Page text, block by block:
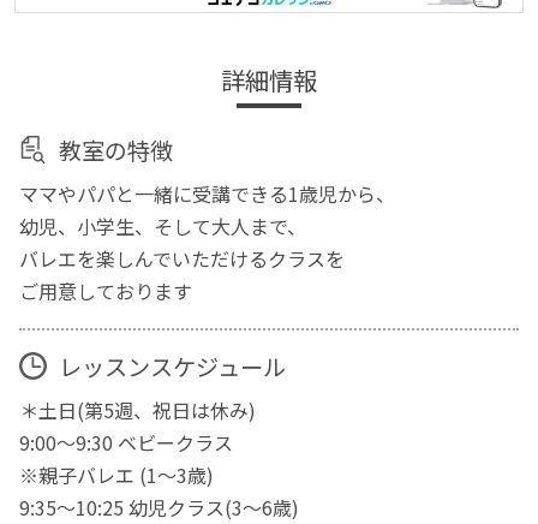
詳細情報
教室の特徴
ママやパパと一緒に受講できる1歳児から、
幼児、小学生、そして大人まで、
バレエを楽しんでいただけるクラスを
ご用意しております
レッスンスケジュール
＊土日(第5週、祝日は休み)
9:00〜9:30 ベビークラス
※親子バレエ (1〜3歳)
9:35〜10:25 幼児クラス(3〜6歳)